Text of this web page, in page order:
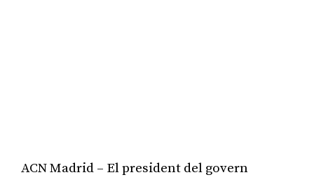
ACN Madrid – El president del govern